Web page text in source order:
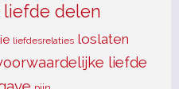
liefde delen
liefdesrelaties loslaten
liefde